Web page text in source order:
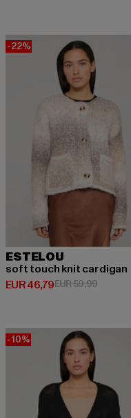
-22%
ESTELOU
soft touch knit cardigan
EUR 46,79
Huidige prijs: EUR 46,79
EUR 59,99
-10%